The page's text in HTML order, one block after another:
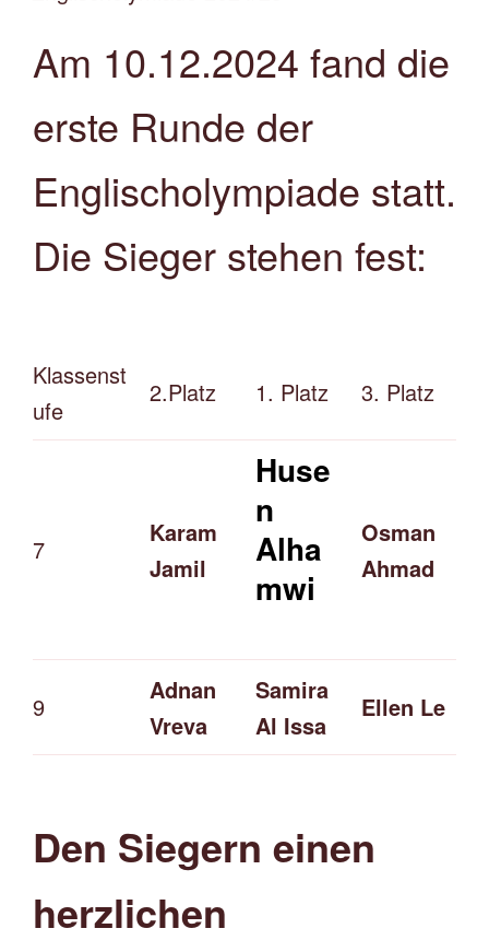
Am 10.12.2024 fand die
erste Runde der
Englischolympiade statt.
Die Sieger stehen fest:
Klassenst
ufe
2.Platz 1. Platz 3. Platz
7
Karam
Jamil
Huse
n
Alha
mwi
Osman
Ahmad
9
Adnan
Vreva
Samira
Al Issa
Ellen Le
Den Siegern einen
herzlichen